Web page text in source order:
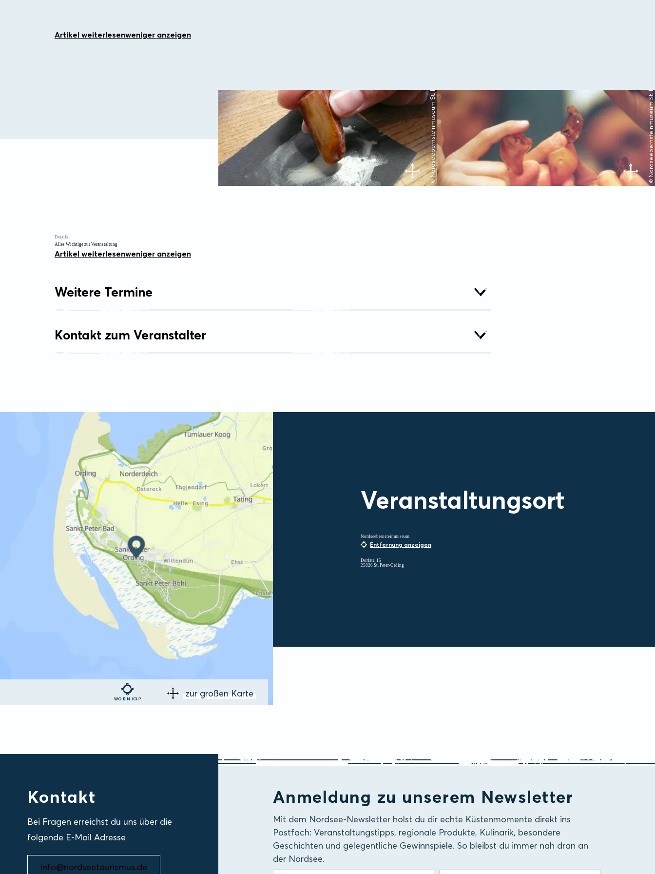
Artikel weiterlesenweniger anzeigen
© Nordseebernsteinmuseum St. Peter-Ording © Nordseebernsteinmuseum St. Peter-Ording
Details
Alles Wichtige zur Veranstaltung
Artikel weiterlesenweniger anzeigen
Weitere Termine
Kontakt zum Veranstalter
Veranstaltungsort
WO BIN ICH? zur großen Karte
Nordseebernsteinmuseum
Entfernung anzeigen
Dorfstr. 15
25826 St. Peter-Ording
Anmeldung zu unserem Newsletter
Mit dem Nordsee-Newsletter holst du dir echte Küstenmomente direkt ins
Postfach: Veranstaltungstipps, regionale Produkte, Kulinarik, besondere
Geschichten und gelegentliche Gewinnspiele. So bleibst du immer nah dran an
der Nordsee.
Kontakt
Bei Fragen erreichst du uns über die
folgende E-Mail Adresse
info@nordseetourismus.de